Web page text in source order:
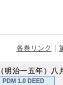
各巻リンク
治一五年）八
PDM 1.0 DEED